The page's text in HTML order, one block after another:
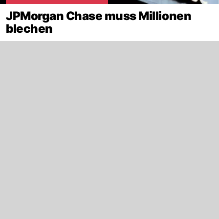
JPMorgan Chase muss Millionen
blechen